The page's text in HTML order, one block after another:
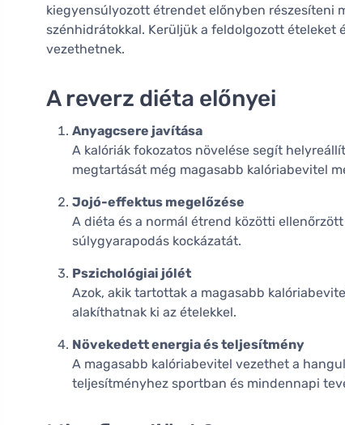
kiegyensúlyozott étrendet előnyben részesíteni
szénhidrátokkal. Kerüljük a feldolgozott ételeket
vezethetnek.
A reverz diéta előnyei
Anyagcsere javítása
A kalóriák fokozatos növelése segít
megtartását még magasabb kalóriabevitel
Jojó-effektus megelőzése
A diéta és a normál étrend közötti
súlygyarapodás kockázatát.
Pszichológiai jólét
Azok, akik tartottak a magasabb
alakíthatnak ki az ételekkel.
Növekedett energia és teljesítmény
A magasabb kalóriabevitel vezethet a
teljesítményhez sportban és mindennapi